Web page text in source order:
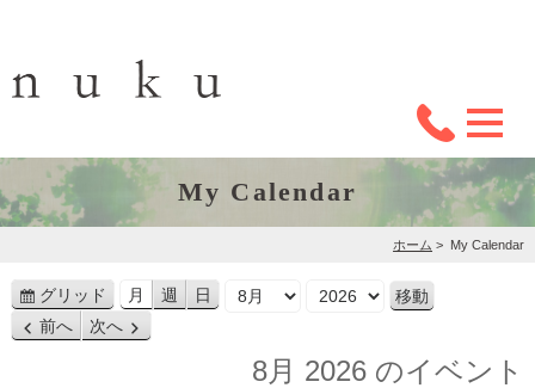
My Calendar
ホーム > My Calendar
グリッド
表
示
月 週 日 月
年
前へ
次へ
8月 2026 のイベント